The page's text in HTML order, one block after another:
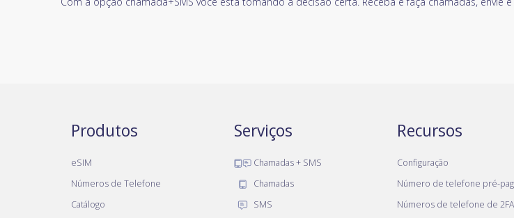
Produtos
eSIM
Números de Telefone
Catálogo
Serviços
Chamadas + SMS
Chamadas
SMS
Recursos
Configuração
Número de telefone pré-
Números de telefone de 2FA